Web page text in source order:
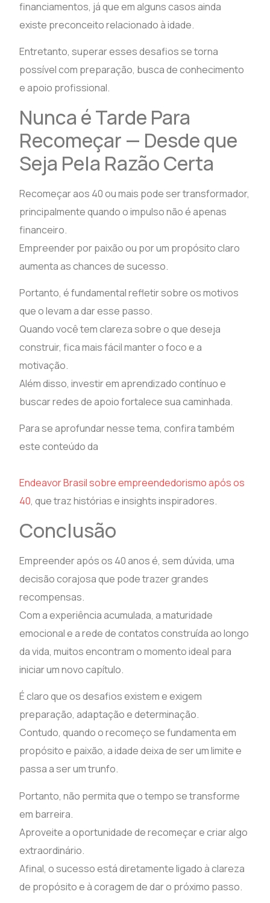
financiamentos, já que em alguns casos ainda
existe preconceito relacionado à idade.
Entretanto, superar esses desafios se torna
possível com preparação, busca de conhecimento
e apoio profissional.
Nunca é Tarde Para
Recomeçar — Desde que
Seja Pela Razão Certa
Recomeçar aos 40 ou mais pode ser transformador,
principalmente quando o impulso não é apenas
financeiro.
Empreender por paixão ou por um propósito claro
aumenta as chances de sucesso.
Portanto, é fundamental refletir sobre os motivos
que o levam a dar esse passo.
Quando você tem clareza sobre o que deseja
construir, fica mais fácil manter o foco e a
motivação.
Além disso, investir em aprendizado contínuo e
buscar redes de apoio fortalece sua caminhada.
Para se aprofundar nesse tema, confira também
este conteúdo da
Endeavor Brasil sobre empreendedorismo após os
40, que traz histórias e insights inspiradores.
Conclusão
Empreender após os 40 anos é, sem dúvida, uma
decisão corajosa que pode trazer grandes
recompensas.
Com a experiência acumulada, a maturidade
emocional e a rede de contatos construída ao longo
da vida, muitos encontram o momento ideal para
iniciar um novo capítulo.
É claro que os desafios existem e exigem
preparação, adaptação e determinação.
Contudo, quando o recomeço se fundamenta em
propósito e paixão, a idade deixa de ser um limite e
passa a ser um trunfo.
Portanto, não permita que o tempo se transforme
em barreira.
Aproveite a oportunidade de recomeçar e criar algo
extraordinário.
Afinal, o sucesso está diretamente ligado à clareza
de propósito e à coragem de dar o próximo passo.